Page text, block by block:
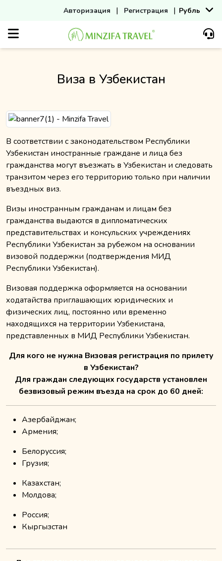
Авторизация | Регистрация | Рубль
Виза в Узбекистан
В соответствии с законодательством Республики
Узбекистан иностранные граждане и лица без
гражданства могут въезжать в Узбекистан и следовать
транзитом через его территорию только при наличии
въездных виз.
Визы иностранным гражданам и лицам без
гражданства выдаются в дипломатических
представительствах и консульских учреждениях
Республики Узбекистан за рубежом на основании
визовой поддержки (подтверждения МИД
Республики Узбекистан).
Визовая поддержка оформляется на основании
ходатайства приглашающих юридических и
физических лиц, постоянно или временно
находящихся на территории Узбекистана,
представленных в МИД Республики Узбекистан.
Для кого не нужна Визовая регистрация по прилету
в Узбекистан?
Для граждан следующих государств установлен
безвизовый режим въезда на срок до 60 дней:
Азербайджан;
Армения;
Белоруссия;
Грузия;
Казахстан;
Молдова;
Россия;
Кыргызстан